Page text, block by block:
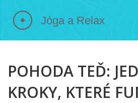
POHODA TEĎ:
KROKY, KTERÉ